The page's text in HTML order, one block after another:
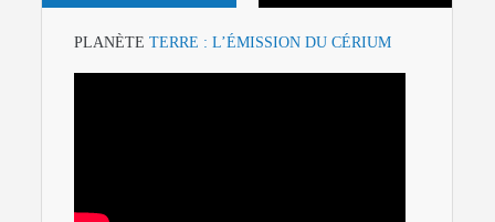
PLANÈTE TERRE : L’ÉMISSION DU CÉRIUM